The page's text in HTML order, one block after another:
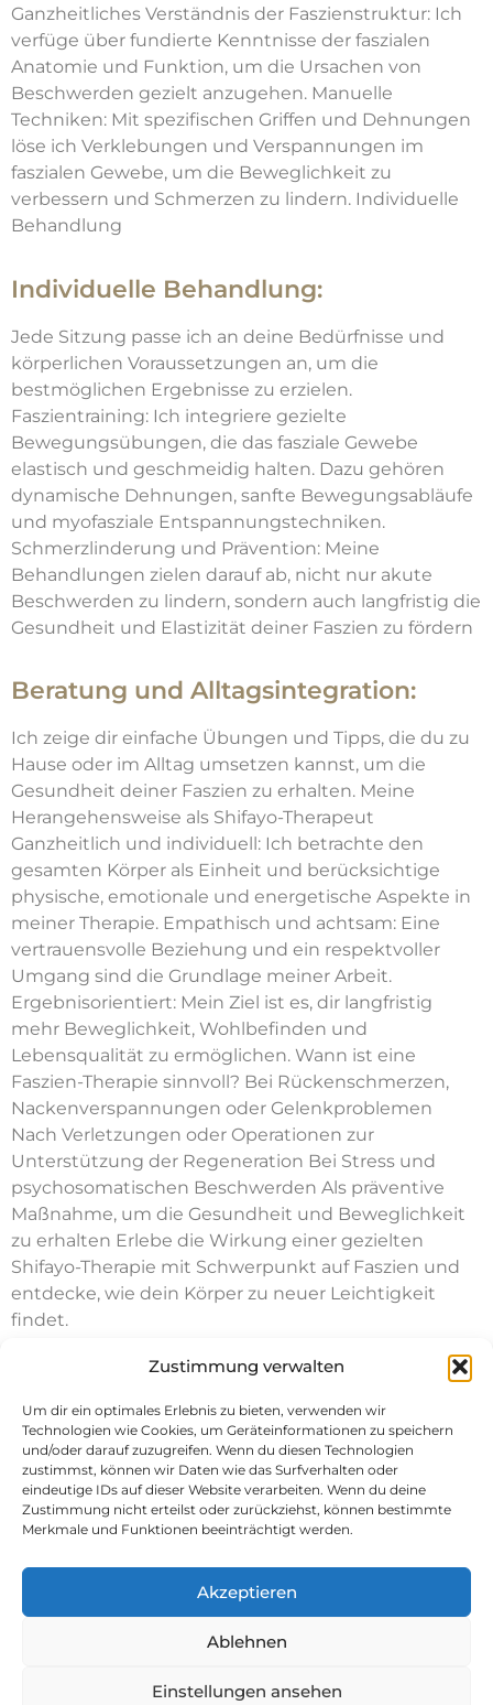
Zustimmung verwalten
Um dir ein optimales Erlebnis zu bieten, verwenden wir
Technologien wie Cookies, um Geräteinformationen zu speichern
und/oder darauf zuzugreifen. Wenn du diesen Technologien
zustimmst, können wir Daten wie das Surfverhalten oder
eindeutige IDs auf dieser Website verarbeiten. Wenn du deine
Zustimmung nicht erteilst oder zurückziehst, können bestimmte
Merkmale und Funktionen beeinträchtigt werden.
Akzeptieren
Ablehnen
Einstellungen ansehen
Ganzheitliches Verständnis der Faszienstruktur: Ich
verfüge über fundierte Kenntnisse der faszialen
Anatomie und Funktion, um die Ursachen von
Beschwerden gezielt anzugehen. Manuelle
Techniken: Mit spezifischen Griffen und Dehnungen
löse ich Verklebungen und Verspannungen im
faszialen Gewebe, um die Beweglichkeit zu
verbessern und Schmerzen zu lindern. Individuelle
Behandlung
Individuelle Behandlung:
Jede Sitzung passe ich an deine Bedürfnisse und
körperlichen Voraussetzungen an, um die
bestmöglichen Ergebnisse zu erzielen.
Faszientraining: Ich integriere gezielte
Bewegungsübungen, die das fasziale Gewebe
elastisch und geschmeidig halten. Dazu gehören
dynamische Dehnungen, sanfte Bewegungsabläufe
und myofasziale Entspannungstechniken.
Schmerzlinderung und Prävention: Meine
Behandlungen zielen darauf ab, nicht nur akute
Beschwerden zu lindern, sondern auch langfristig die
Gesundheit und Elastizität deiner Faszien zu fördern
Beratung und Alltagsintegration:
Ich zeige dir einfache Übungen und Tipps, die du zu
Hause oder im Alltag umsetzen kannst, um die
Gesundheit deiner Faszien zu erhalten. Meine
Herangehensweise als Shifayo-Therapeut
Ganzheitlich und individuell: Ich betrachte den
gesamten Körper als Einheit und berücksichtige
physische, emotionale und energetische Aspekte in
meiner Therapie. Empathisch und achtsam: Eine
vertrauensvolle Beziehung und ein respektvoller
Umgang sind die Grundlage meiner Arbeit.
Ergebnisorientiert: Mein Ziel ist es, dir langfristig
mehr Beweglichkeit, Wohlbefinden und
Lebensqualität zu ermöglichen. Wann ist eine
Faszien-Therapie sinnvoll? Bei Rückenschmerzen,
Nackenverspannungen oder Gelenkproblemen
Nach Verletzungen oder Operationen zur
Unterstützung der Regeneration Bei Stress und
psychosomatischen Beschwerden Als präventive
Maßnahme, um die Gesundheit und Beweglichkeit
zu erhalten Erlebe die Wirkung einer gezielten
Shifayo-Therapie mit Schwerpunkt auf Faszien und
entdecke, wie dein Körper zu neuer Leichtigkeit
findet.
Über mich
Qualifikationen